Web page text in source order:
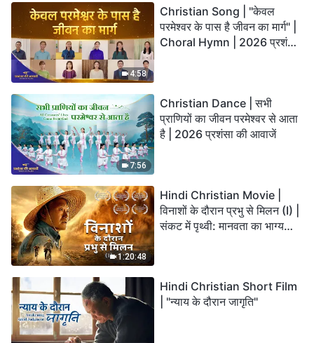
4:58
Christian Song | "केवल
परमेश्वर के पास है जीवन का मार्ग" |
Choral Hymn | 2026 प्रशंसा
7:56
Christian Dance | सभी
प्राणियों का जीवन परमेश्वर से आता
है | 2026 प्रशंसा की आवाजें
1:20:48
Hindi Christian Movie |
विनाशों के दौरान प्रभु से मिलन (I) |
संकट में पृथ्वी: मानवता का भाग्य
Hindi Christian Short Film
| "न्याय के दौरान जागृति"